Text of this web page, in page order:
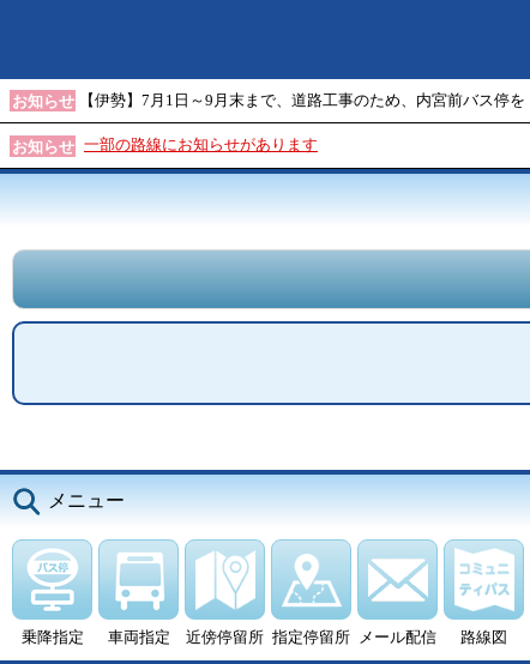
お知らせ 【伊勢】7月1日～9月末まで、道路工事のため、内宮前バス停を
お知らせ 一部の路線にお知らせがあります
メニュー
乗降指定 車両指定 近傍停留所 指定停留所 メール配信 路線図